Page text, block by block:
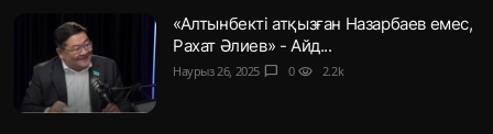
«Алтынбекті атқызған Назарбаев емес,
Рахат Әлиев» - Айд...
Наурыз 26, 2025 chat_bubble 0 visibility 2.2k